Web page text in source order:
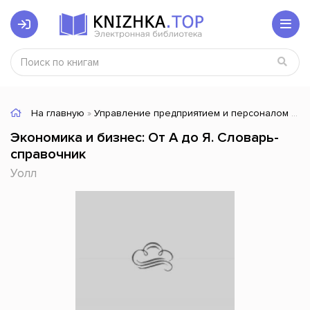
На главную » Управление предприятием и персоналом »
Экономика и бизнес: От А до Я. Словарь-
справочник
Уолл